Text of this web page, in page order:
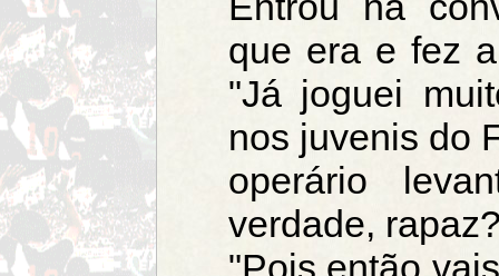
que era e fez
"Já joguei
nos juvenis do
operário
verdade,
"Pois então